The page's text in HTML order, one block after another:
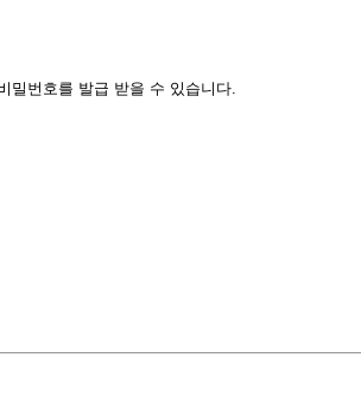
밀번호를 발급 받을 수 있습니다.